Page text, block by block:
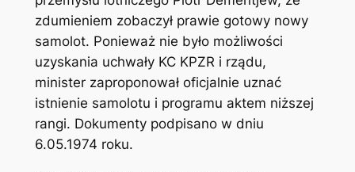
zdumieniem zobaczył prawie gotowy nowy
samolot. Ponieważ nie było możliwości
uzyskania uchwały KC KPZR i rządu,
minister zaproponował oficjalnie uznać
istnienie samolotu i programu aktem niższej
rangi. Dokumenty podpisano w dniu
6.05.1974 roku.